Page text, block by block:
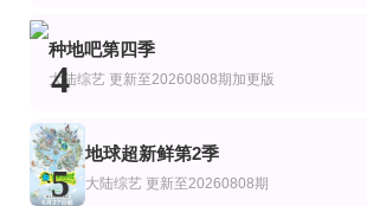
更新至07集
哈利的绝配情人
第2期
印度达人秀第2季
Alia Bhatt,Balraj Singh Ghai,Samay Raina
更新至20260808期心动嗑糖局
心动双重奏
最后通牒不结就分第四季
静请期戴
李静,戴军
GNZ48十周年《拾忆》纪念片
4
种地吧第四季
大陆综艺 更新至20260808期加更版
5
地球超新鲜第2季
大陆综艺 更新至20260808期